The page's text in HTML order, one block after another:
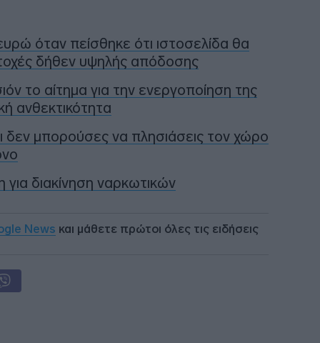
όταν πείσθηκε ότι ιστοσελίδα θα
δήθεν υψηλής απόδοσης
το αίτημα για την ενεργοποίηση της
ανθεκτικότητα
δεν μπορούσες να πλησιάσεις τον χώρο
διακίνηση ναρκωτικών
News και μάθετε πρώτοι όλες τις ειδήσεις